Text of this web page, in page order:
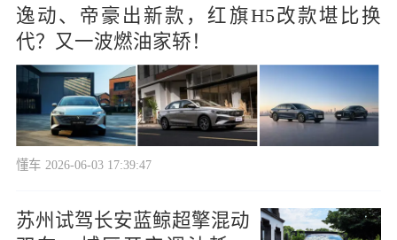
逸动、帝豪出新款，红旗H5改款堪比换
代？又一波燃油家轿！
懂车 2026-06-03 17:39:47
苏州试驾长安蓝鲸超擎混动